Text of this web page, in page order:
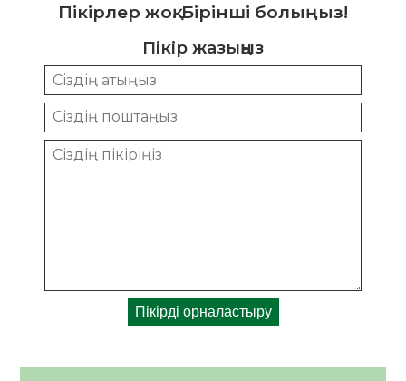
Пікірлер жоқ. Бірінші болыңыз!
Пікір жазыңыз